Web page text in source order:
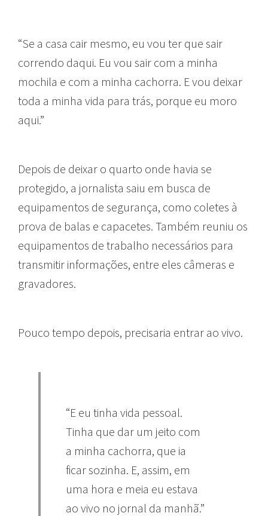
“Se a casa cair mesmo, eu vou ter que sair
correndo daqui. Eu vou sair com a minha
mochila e com a minha cachorra. E vou deixar
toda a minha vida para trás, porque eu moro
aqui.”
Depois de deixar o quarto onde havia se
protegido, a jornalista saiu em busca de
equipamentos de segurança, como coletes à
prova de balas e capacetes. Também reuniu os
equipamentos de trabalho necessários para
transmitir informações, entre eles câmeras e
gravadores.
Pouco tempo depois, precisaria entrar ao vivo.
“E eu tinha vida pessoal.
Tinha que dar um jeito com
a minha cachorra, que ia
ficar sozinha. E, assim, em
uma hora e meia eu estava
ao vivo no jornal da manhã.”